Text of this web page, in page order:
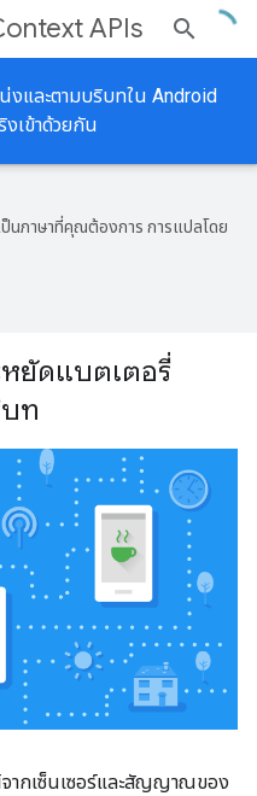
APIs
งและตามบริบทใน Android
งเข้าด้วยกัน
ป็นภาษาที่คุณต้องการ การแปลโดย
หยัดแบตเตอรี่
ท
จากเซ็นเซอร์และสัญญาณของ